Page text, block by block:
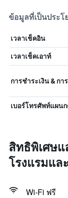
ข้อมูลที่เป็นประโ
เวลาเช็คอิน
เวลาเช็คเอาท์
การชำระเงิน & กา
เบอร์โทรศัพท์แผน
สิทธิพิเศษ
โรงแรมแล
Wi-Fi ฟรี